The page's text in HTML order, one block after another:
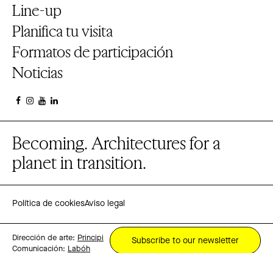
Line-up
Planifica tu visita
Formatos de participación
Noticias
Becoming. Architectures for a
planet in transition.
Política de cookiesAviso legal
Dirección de arte: Principi
Comunicación: Labóh
Subscribe to our newsletter